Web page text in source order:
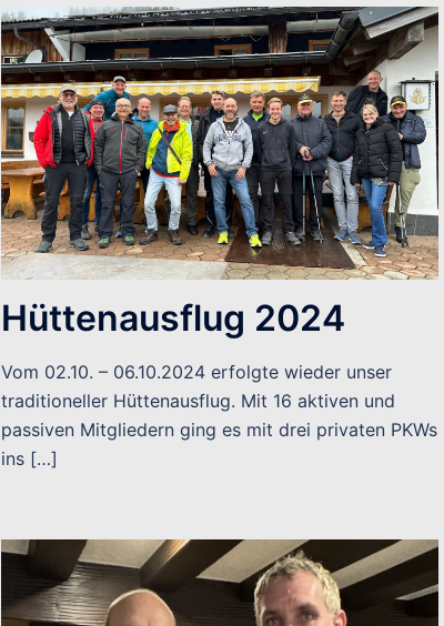
Hüttenausflug 2024
Vom 02.10. – 06.10.2024 erfolgte wieder unser
traditioneller Hüttenausflug. Mit 16 aktiven und
passiven Mitgliedern ging es mit drei privaten PKWs
ins […]